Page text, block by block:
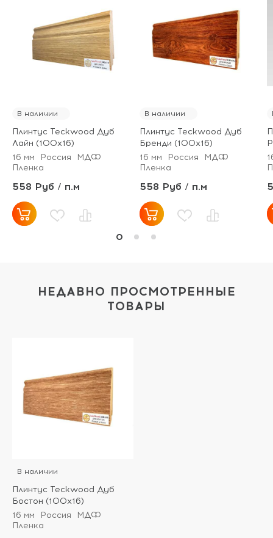
В наличии
Плинтус Teckwood Дуб
Лайн (100х16)
16 мм
Россия
МДФ
Пленка
558 Руб / п.м
В наличии
Плинтус Teckwood Дуб
Бренди (100х16)
16 мм
Россия
МДФ
Пленка
558 Руб / п.м
НЕДАВНО ПРОСМОТРЕННЫЕ
ТОВАРЫ
В наличии
Плинтус Teckwood Дуб
Бостон (100х16)
16 мм
Россия
МДФ
Пленка